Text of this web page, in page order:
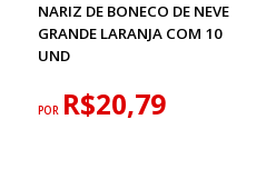
NARIZ DE BONECO DE NEVE
GRANDE LARANJA COM 10
UND
POR R$20,79